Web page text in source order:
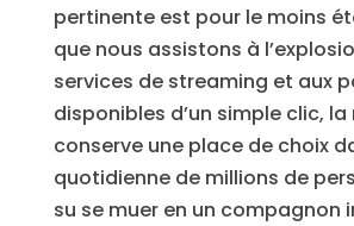
pertinente est pour le moins
que nous assistons à
services de streaming et aux
disponibles d’un simple clic, la
conserve une place de choix
quotidienne de millions de
su se muer en un compagnon